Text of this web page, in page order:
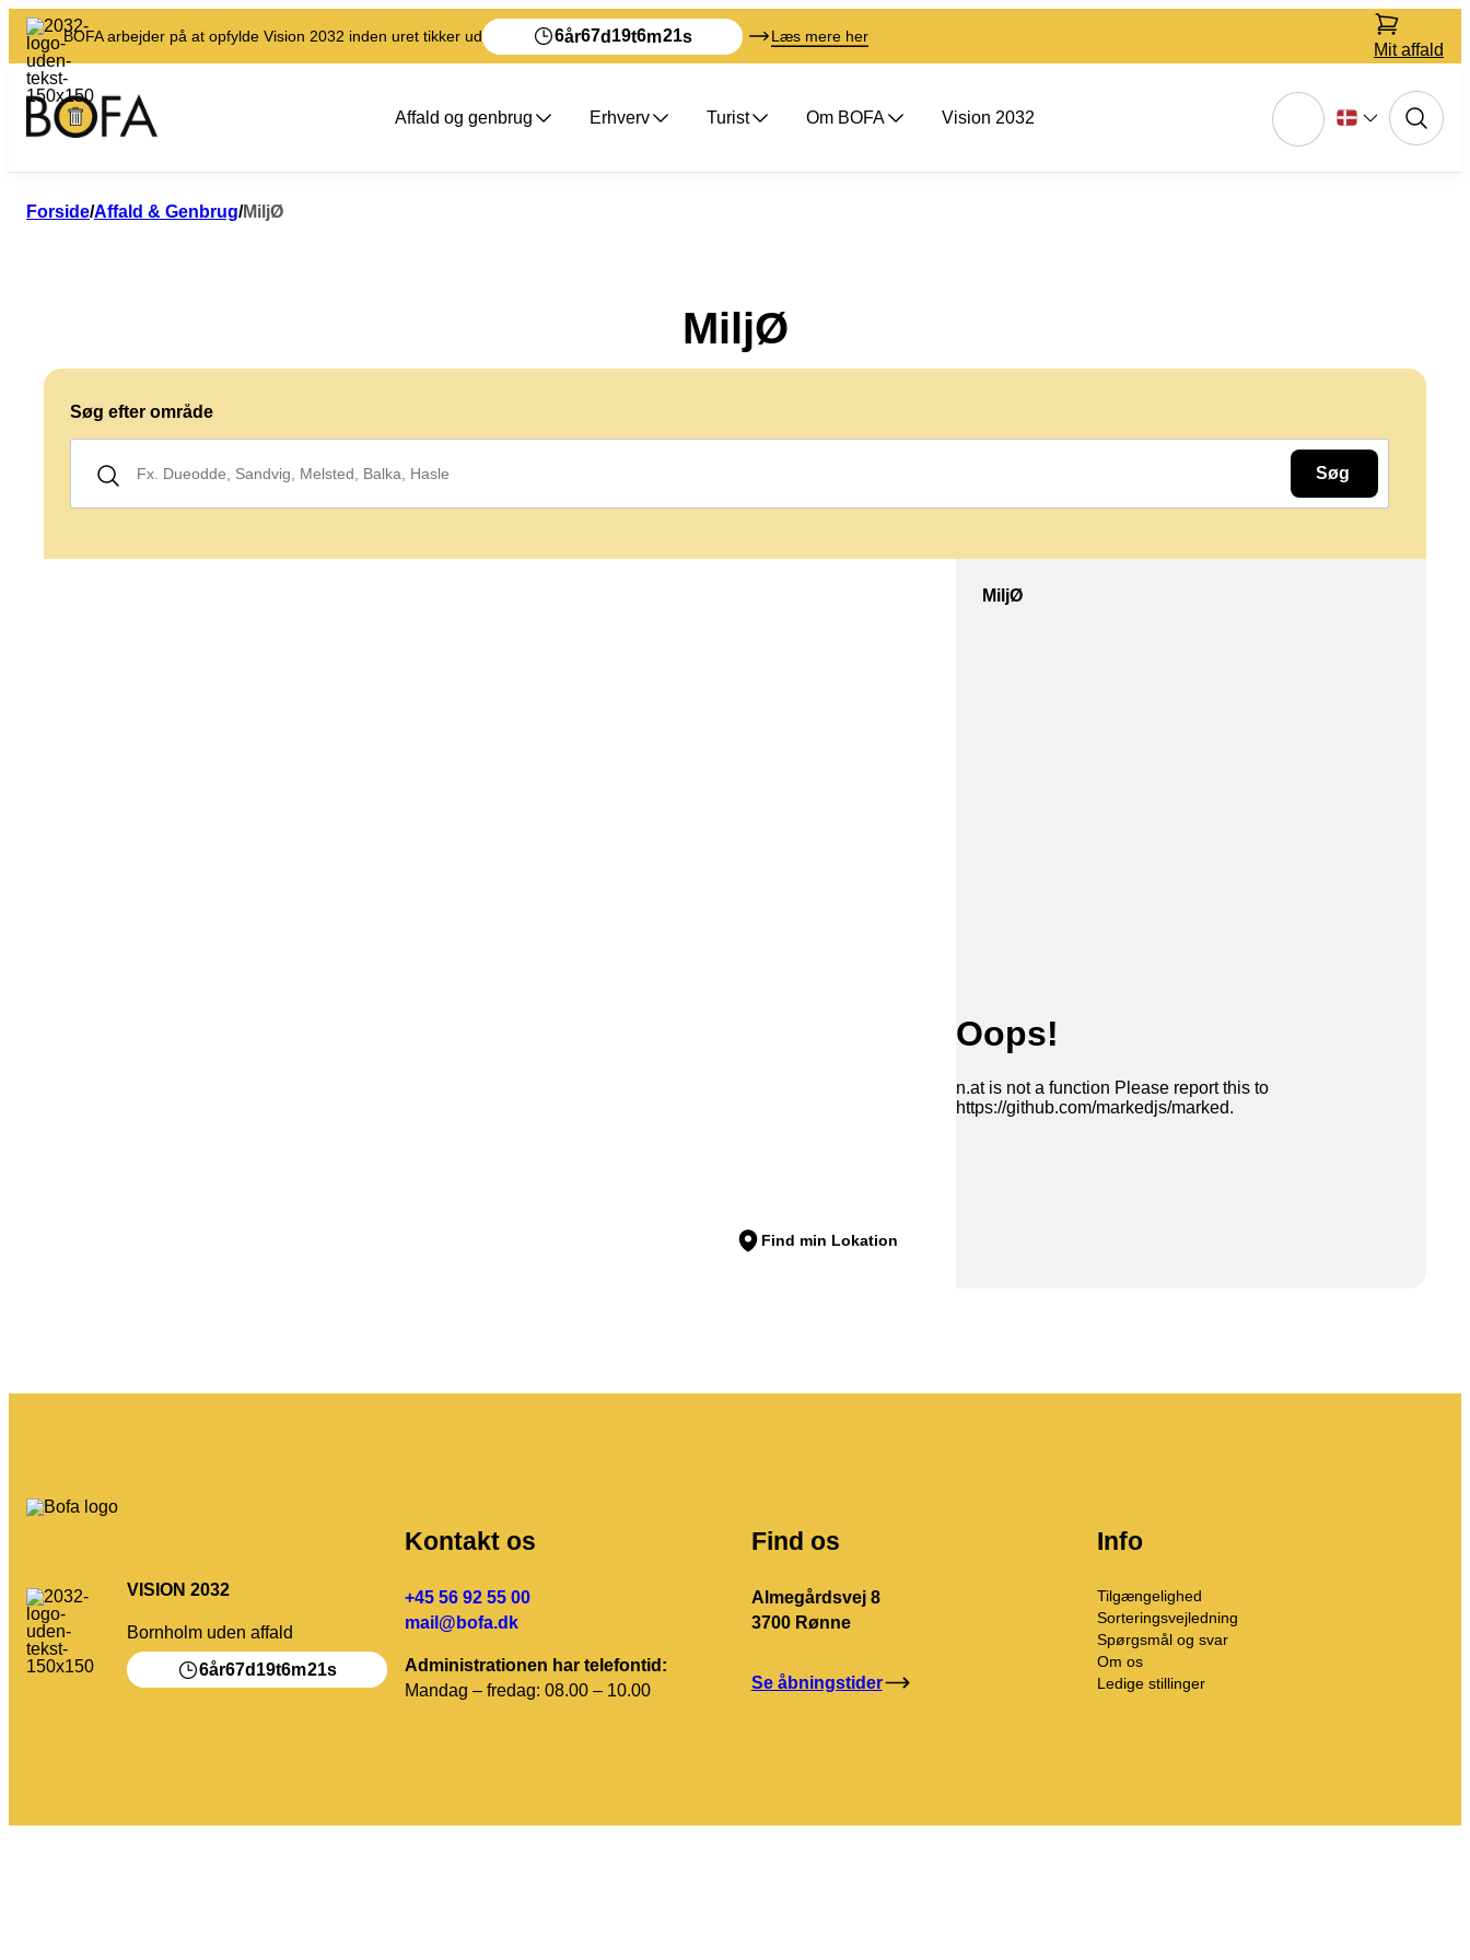
BOFA arbejder på at opfylde Vision 2032 inden uret tikker ud 6år67d 19t6m21s Læs mere her
Mit affald
Affald og genbrug Erhverv Turist Om BOFA Vision 2032
Forside/Affald & Genbrug/MiljØ
MiljØ
Søg efter område
Find min Lokation
MiljØ
VISION 2032
Bornholm uden affald
6år67d 19t6m21s
Kontakt os
+45 56 92 55 00
mail@bofa.dk
Administrationen har telefontid:
Mandag – fredag: 08.00 – 10.00
Find os
Almegårdsvej 8
3700 Rønne
Se åbningstider
Info
Tilgængelighed
Sorteringsvejledning
Spørgsmål og svar
Om os
Ledige stillinger